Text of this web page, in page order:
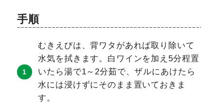
手順
むきえびは、背ワタがあれば取り除いて
水気を拭きます。白ワインを加え5分程置
いたら湯で1～2分茹で、ザルにあけたら
水には浸けずにそのまま置いておきま
す。